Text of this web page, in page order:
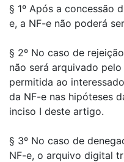
§ 1º Após a concessão
e, a NF-e não poderá
§ 2º No caso de
não será arquivado
permitida ao
da NF-e nas hipóteses
inciso I deste artigo.
§ 3º No caso de
NF-e, o arquivo digital